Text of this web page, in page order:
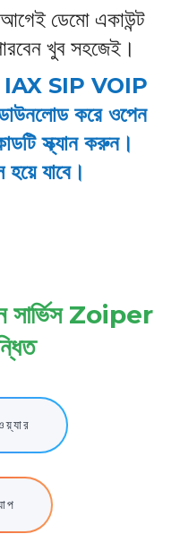
ডেমো একাউন্ট
খুব সহজেই।
IAX SIP VOIP
করে ওপেন
স্ক্যান করুন।
হয়ে যাবে।
সার্ভিস Zoiper